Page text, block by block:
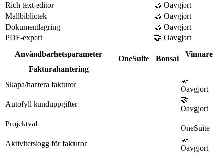
Rich text-editor
🤝 Oavgjort
Mallbibliotek
🤝 Oavgjort
Dokumentlagring
🤝 Oavgjort
PDF-export
🤝 Oavgjort
Användbarhetsparameter
OneSuite Bonsai
Vinnare
Fakturahantering
Skapa/hantera fakturor
🤝
Oavgjort
Autofyll kunduppgifter
🤝
Oavgjort
Projektval
OneSuite
Aktivitetslogg för fakturor
🤝
Oavgjort